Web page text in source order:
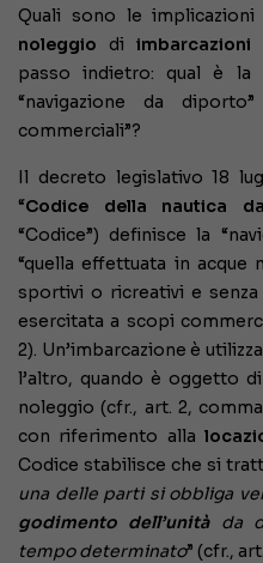
Quali sono le implicazioni
noleggio di
passo indietro: qual è la
“navigazione da
commerciali”?
Il decreto legislativo 18
“Codice della nautica
“Codice”) definisce la
“quella effettuata in
sportivi o ricreativi e
esercitata a scopi
2). Un’imbarcazione è
l’altro, quando è oggetto
noleggio (cfr., art. 2,
con riferimento alla
Codice stabilisce che si
una delle parti si obbliga
godimento dell’unitàda
tempo determinato” (cfr.,